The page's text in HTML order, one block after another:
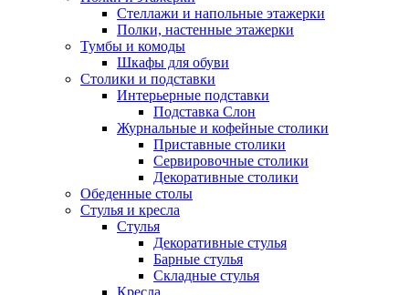
Стеллажи и напольные этажерки
Полки, настенные этажерки
Тумбы и комоды
Шкафы для обуви
Столики и подставки
Интерьерные подставки
Подставка Слон
Журнальные и кофейные столики
Приставные столики
Сервировочные столики
Декоративные столики
Обеденные столы
Стулья и кресла
Стулья
Декоративные стулья
Барные стулья
Складные стулья
Кресла